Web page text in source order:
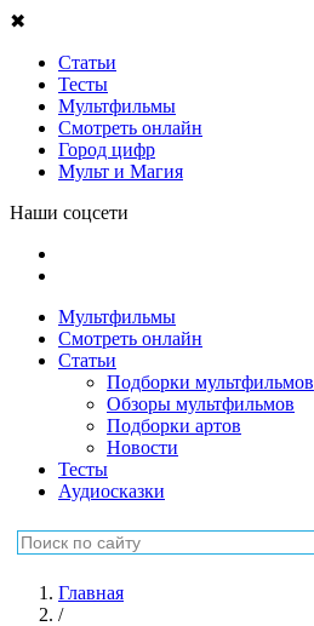
✖
Статьи
Тесты
Мультфильмы
Смотреть онлайн
Город цифр
Мульт и Магия
Наши соцсети
Мультфильмы
Смотреть онлайн
Статьи
Подборки мультфильмов
Обзоры мультфильмов
Подборки артов
Новости
Тесты
Аудиосказки
Главная
/